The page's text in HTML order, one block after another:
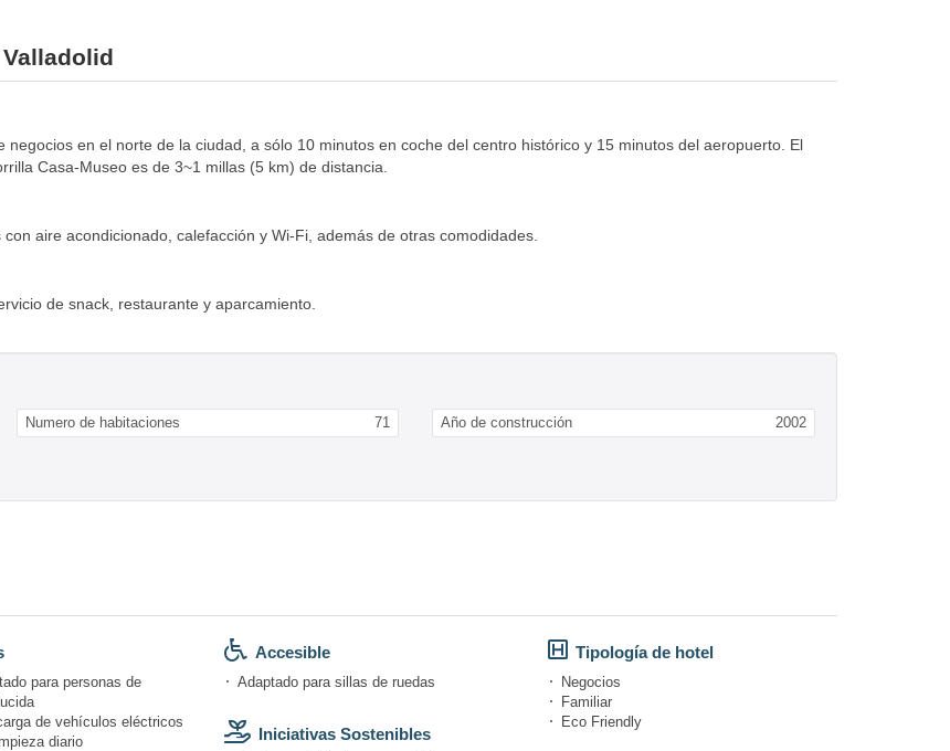
en el norte de la ciudad, a sólo 10 minutos en coche del centro histórico y 15 minutos del aeropuerto. El
Casa-Museo es de 3~1 millas (5 km) de distancia.
aire acondicionado, calefacción y Wi-Fi, además de otras comodidades.
de snack, restaurante y aparcamiento.
Numero de habitaciones 71 Año de construcción 2002
para personas de
de vehículos eléctricos
diario
Accesible
Adaptado para sillas de ruedas
Iniciativas Sostenibles
Tipología de hotel
Negocios
Familiar
Eco Friendly